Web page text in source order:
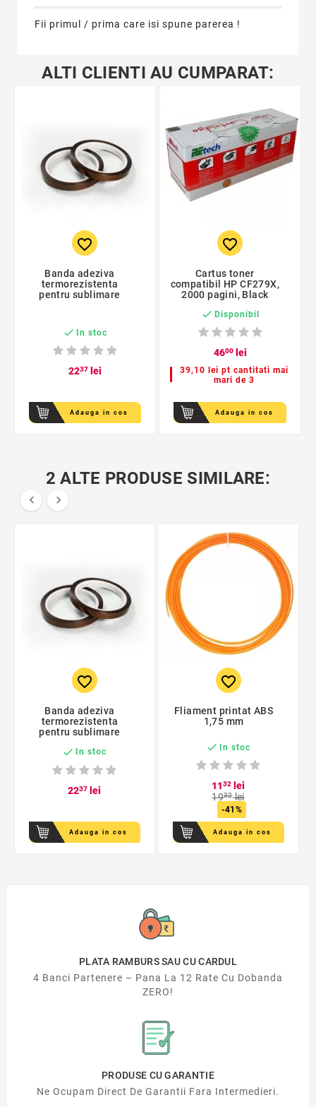
Fii primul / prima care isi spune parerea !
ALTI CLIENTI AU CUMPARAT:
favorite_border
Banda adeziva
termorezistenta
pentru sublimare
 In stoc
2237lei
Adauga in cos
favorite_border
Cartus toner
compatibil HP CF279X,
2000 pagini, Black
 Disponibil
4600lei
39,10 lei pt cantitati mai
mari de 3
Adauga in cos
2 ALTE PRODUSE SIMILARE:
 
favorite_border
Banda adeziva
termorezistenta
pentru sublimare
 In stoc
2237 lei
Adauga in cos
favorite_border
Fliament printat ABS
1,75 mm
 In stoc
1132
lei
1932lei
-41%
Adauga in cos
PLATA RAMBURS SAU CU CARDUL
4 Banci Partenere – Pana La 12 Rate Cu Dobanda
ZERO!
PRODUSE CU GARANTIE
Ne Ocupam Direct De Garantii Fara Intermedieri.